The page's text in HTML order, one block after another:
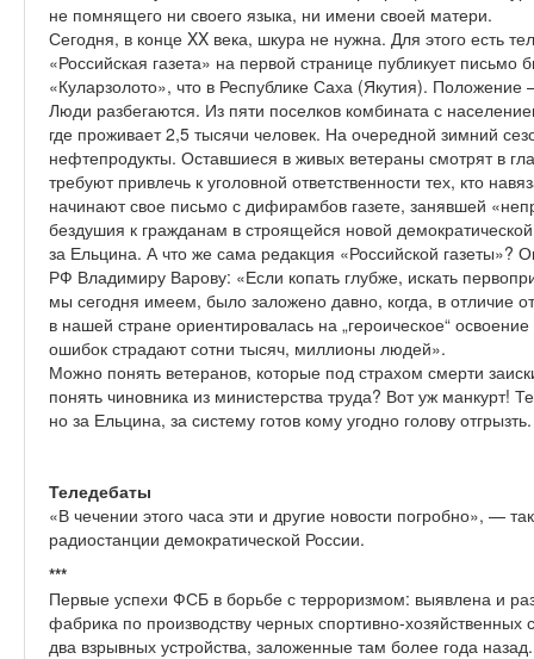
не помнящего ни своего языка, ни имени своей матери.
Сегодня, в конце XX века, шкура не нужна. Для этого есть
«Российская газета» на первой странице публикует
«Куларзолото», что в Республике Саха (Якутия).
Люди разбегаются. Из пяти поселков комбината с
где проживает 2,5 тысячи человек. На очередной зимний
нефтепродукты. Оставшиеся в живых ветераны смотрят в
требуют привлечь к уголовной ответственности тех, кто
начинают свое письмо с дифирамбов газете, занявшей
бездушия к гражданам в строящейся новой
за Ельцина. А что же сама редакция «Российской газеты»?
РФ Владимиру Варову: «Если копать глубже, искать
мы сегодня имеем, было заложено давно, когда, в отличие
в нашей стране ориентировалась на „героическое“
ошибок страдают сотни тысяч, миллионы людей».
Можно понять ветеранов, которые под страхом смерти
понять чиновника из министерства труда? Вот уж манкурт!
но за Ельцина, за систему готов кому угодно голову отгрызть.
Теледебаты
«В чечении этого часа эти и другие новости погробно», —
радиостанции демократической России.
***
Первые успехи ФСБ в борьбе с терроризмом: выявлена и
фабрика по производству черных спортивно-
два взрывных устройства, заложенные там более года